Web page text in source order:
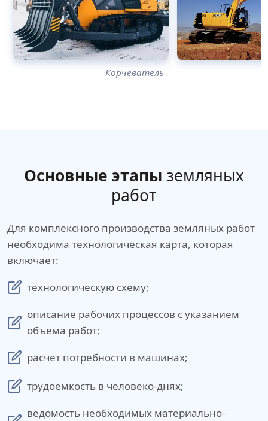
Корчеватель
Основные этапы земляных
работ
Для комплексного производства земляных работ
необходима технологическая карта, которая
включает:
технологическую схему;
описание рабочих процессов с указанием
объема работ;
расчет потребности в машинах;
трудоемкость в человеко-днях;
ведомость необходимых материально-